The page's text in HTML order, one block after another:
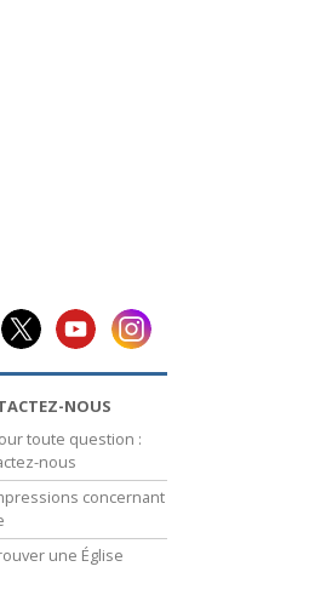
NOUS
toute question :
nous
concernant
une Église